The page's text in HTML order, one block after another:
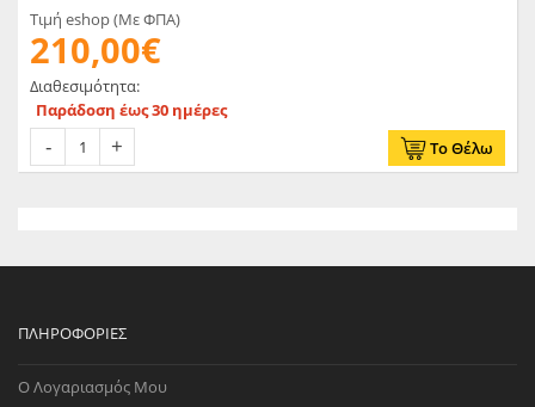
Τιμή eshop (Με ΦΠΑ)
210,00€
Διαθεσιμότητα:
Παράδοση έως 30 ημέρες
Το Θέλω
ΠΛΗΡΟΦΟΡΊΕΣ
Ο Λογαριασμός Μου